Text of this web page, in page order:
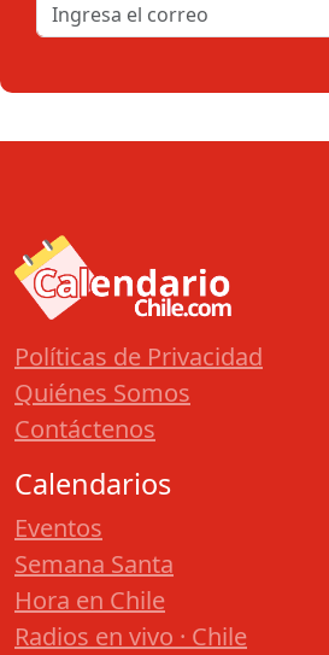
Políticas de Privacidad
Quiénes Somos
Contáctenos
Calendarios
Eventos
Semana Santa
Hora en Chile
Radios en vivo · Chile